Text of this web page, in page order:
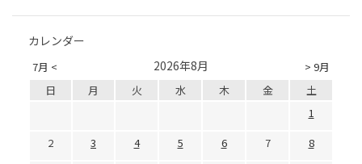
カレンダー
7月 < > 9月
2026年8月
日 月 火 水 木 金
土
1
2
3 4 5 6 7
8